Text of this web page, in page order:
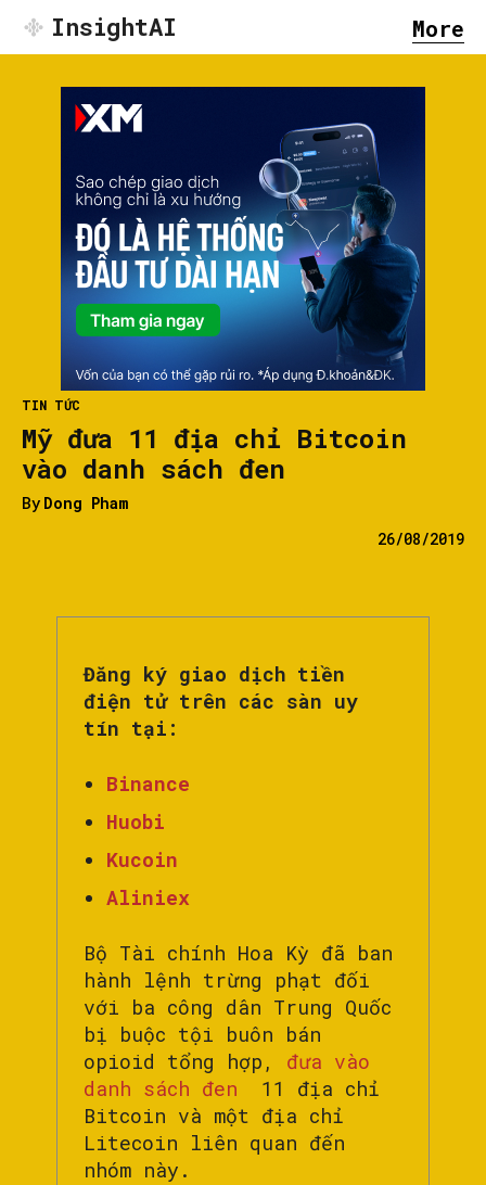
InsightAI More
TIN TỨC
Mỹ đưa 11 địa chỉ Bitcoin
vào danh sách đen
By Dong Pham
26/08/2019
Đăng ký giao dịch tiền
điện tử trên các sàn uy
tín tại:
Binance
Huobi
Kucoin
Aliniex
Bộ Tài chính Hoa Kỳ đã ban
hành lệnh trừng phạt đối
với ba công dân Trung Quốc
bị buộc tội buôn bán
opioid tổng hợp, đưa vào
danh sách đen 11 địa chỉ
Bitcoin và một địa chỉ
Litecoin liên quan đến
nhóm này.